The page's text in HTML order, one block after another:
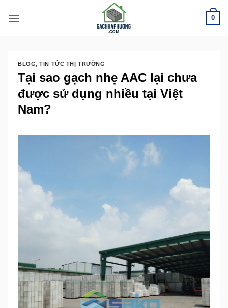
qua
nội
0
BLOG,TIN TỨC THỊ TRƯỜNG
Tại sao gạch nhẹ AAC lại chưa
được sử dụng nhiều tại Việt
Nam?